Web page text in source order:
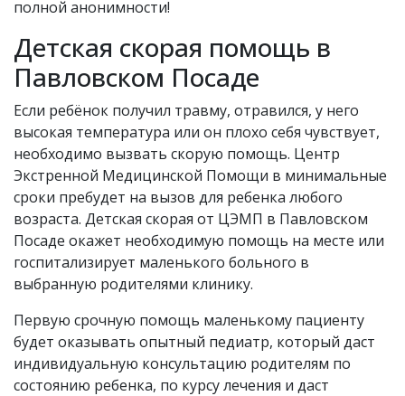
полной анонимности!
Детская скорая помощь в
Павловском Посаде
Если ребёнок получил травму, отравился, у него
высокая температура или он плохо себя чувствует,
необходимо вызвать скорую помощь. Центр
Экстренной Медицинской Помощи в минимальные
сроки пребудет на вызов для ребенка любого
возраста. Детская скорая от ЦЭМП в Павловском
Посаде окажет необходимую помощь на месте или
госпитализирует маленького больного в
выбранную родителями клинику.
Первую срочную помощь маленькому пациенту
будет оказывать опытный педиатр, который даст
индивидуальную консультацию родителям по
состоянию ребенка, по курсу лечения и даст